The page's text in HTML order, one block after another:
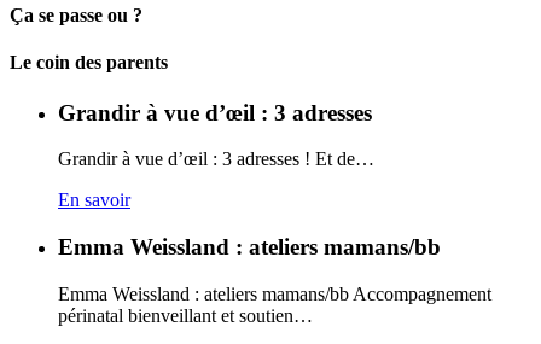
Ça se passe ou ?
Carto
Le coin des parents
Grandir à vue d’œil : 3 adresses
Grandir à vue d’œil : 3 adresses ! Et de…
En savoir
Emma Weissland : ateliers mamans/bb
Emma Weissland : ateliers mamans/bb Accompagnement
périnatal bienveillant et soutien…